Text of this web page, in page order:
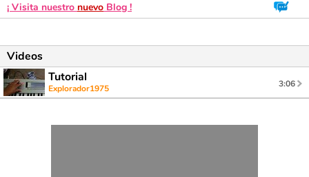
¡ Visita nuestro nuevo Blog !
Videos
Tutorial
Explorador1975 3:06